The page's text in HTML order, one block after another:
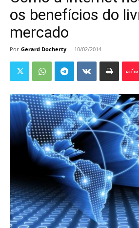
os benefícios do
mercado
Por Gerard Docherty - 10/02/2014